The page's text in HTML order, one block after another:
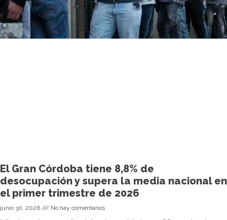
El Gran Córdoba tiene 8,8% de
desocupación y supera la media nacional en
el primer trimestre de 2026
junio 30, 2026 No hay comentarios